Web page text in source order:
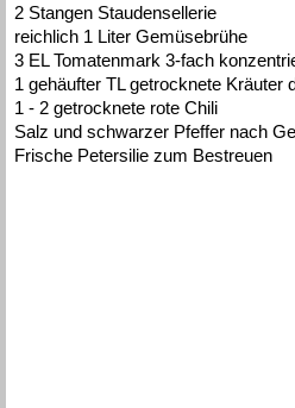
2 Stangen Staudensellerie
reichlich 1 Liter Gemüsebrühe
3 EL Tomatenmark 3-fach
1 gehäufter TL getrocknete Kräuter
1 - 2 getrocknete rote Chili
Salz und schwarzer Pfeffer nach
Frische Petersilie zum Bestreuen